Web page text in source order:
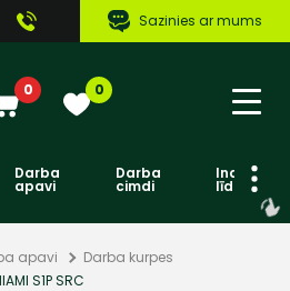
Sazinies ar mums
0 0
Darba
apavi
Darba
cimdi līdzekļi
apavi
Darba kurpes
S1P SRC